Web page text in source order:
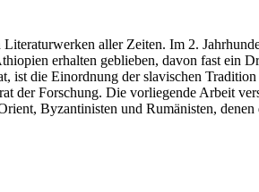
aller Zeiten. Im 2.
erhalten geblieben, davon fast ein
ist die Einordnung der slavischen
der Forschung. Die vorliegende Arbeit
Byzantinisten und Rumänisten,